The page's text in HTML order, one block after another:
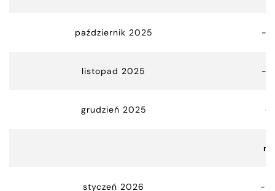
październik 2025 -
listopad 2025 -
grudzień 2025
styczeń 2026 -